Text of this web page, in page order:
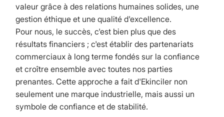
valeur grâce à des relations humaines solides, une
gestion éthique et une qualité d'excellence.
Pour nous, le succès, c'est bien plus que des
résultats financiers ; c'est établir des partenariats
commerciaux à long terme fondés sur la confiance
et croître ensemble avec toutes nos parties
prenantes. Cette approche a fait d'Ekinciler non
seulement une marque industrielle, mais aussi un
symbole de confiance et de stabilité.